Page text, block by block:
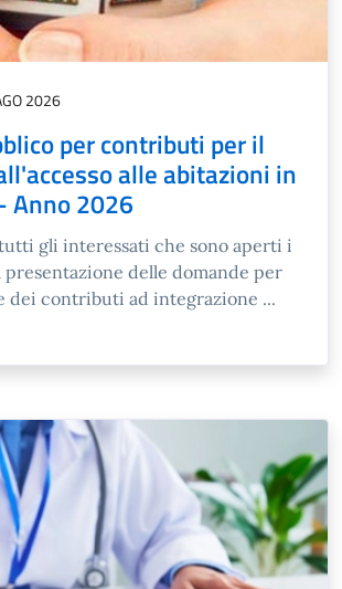
2026
per contributi per il
alle abitazioni in
Anno 2026
gli interessati che sono aperti i
delle domande per
dei contributi ad integrazione ...